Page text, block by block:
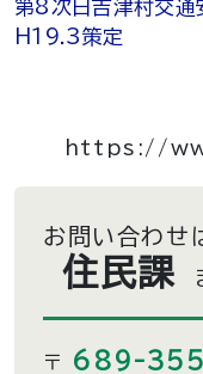
第8次日吉津村交通
H19.3策定
https://
お問い合わせ
住民課
〒 689-